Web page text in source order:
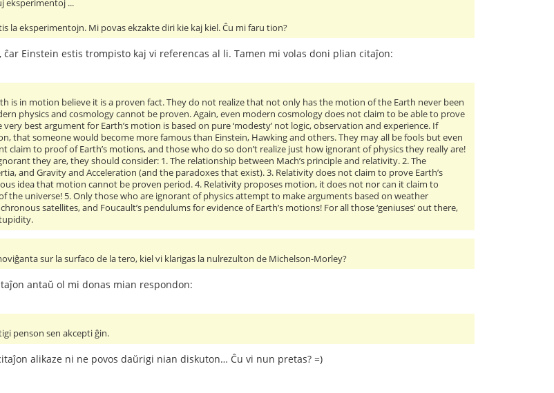
eksperimentoj ...
la eksperimentojn. Mi povas ekzakte diri kie kaj kiel. Ĉu mi faru tion?
ĉar Einstein estis trompisto kaj vi referencas al li. Tamen mi volas doni plian citaĵon:
is in motion believe it is a proven fact. They do not realize that not only has the motion of the Earth never been
physics and cosmology cannot be proven. Again, even modern cosmology does not claim to be able to prove
best argument for Earth’s motion is based on pure ‘modesty’ not logic, observation and experience. If
that someone would become more famous than Einstein, Hawking and others. They may all be fools but even
claim to proof of Earth’s motions, and those who do so don’t realize just how ignorant of physics they really are!
they are, they should consider: 1. The relationship between Mach’s principle and relativity. 2. The
and Gravity and Acceleration (and the paradoxes that exist). 3. Relativity does not claim to prove Earth’s
idea that motion cannot be proven period. 4. Relativity proposes motion, it does not nor can it claim to
the universe! 5. Only those who are ignorant of physics attempt to make arguments based on weather
satellites, and Foucault’s pendulums for evidence of Earth’s motions! For all those ‘geniuses’ out there,
sur la surfaco de la tero, kiel vi klarigas la nulrezulton de Michelson-Morley?
antaŭ ol mi donas mian respondon:
penson sen akcepti ĝin.
alikaze ni ne povos daŭrigi nian diskuton… Ĉu vi nun pretas? =)